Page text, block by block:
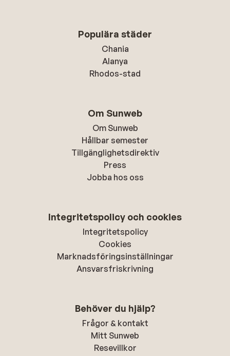
Populära städer
Chania
Alanya
Rhodos-stad
Om Sunweb
Om Sunweb
Hållbar semester
Tillgänglighetsdirektiv
Press
Jobba hos oss
Integritetspolicy och cookies
Integritetspolicy
Cookies
Marknadsföringsinställningar
Ansvarsfriskrivning
Behöver du hjälp?
Frågor & kontakt
Mitt Sunweb
Resevillkor